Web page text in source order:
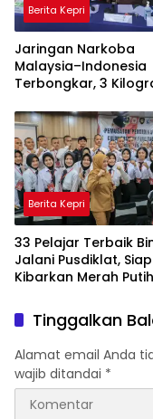
Berita Kepri
Jaringan Narkoba
Malaysia–Indonesia
Terbongkar, 3
Lewat
Berita Kepri
33 Pelajar Terbaik
Jalani Pusdiklat, Siap
Kibarkan Merah
Tinggalkan
Alamat email Anda
wajib ditandai *